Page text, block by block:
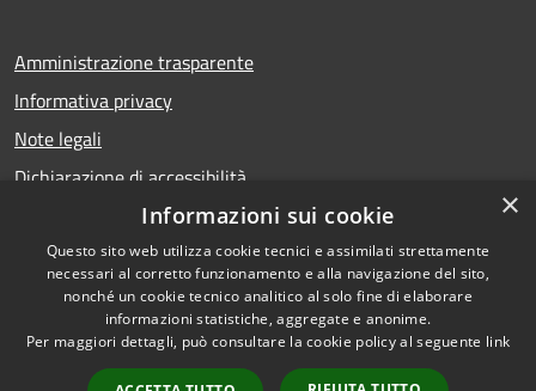
Amministrazione trasparente
Informativa privacy
Note legali
Dichiarazione di accessibilità
RSS
Accessibilità
Privacy
Copyright © 2026 • Comune di
Calcio • Powered by
Municipium•Accesso
redazione
×
Informazioni sui cookie
Questo sito web utilizza cookie tecnici e assimilati strettamente
necessari al corretto funzionamento e alla navigazione del sito,
nonché un cookie tecnico analitico al solo fine di elaborare
informazioni statistiche, aggregate e anonime.
Per maggiori dettagli, può consultare la cookie policy al seguente link